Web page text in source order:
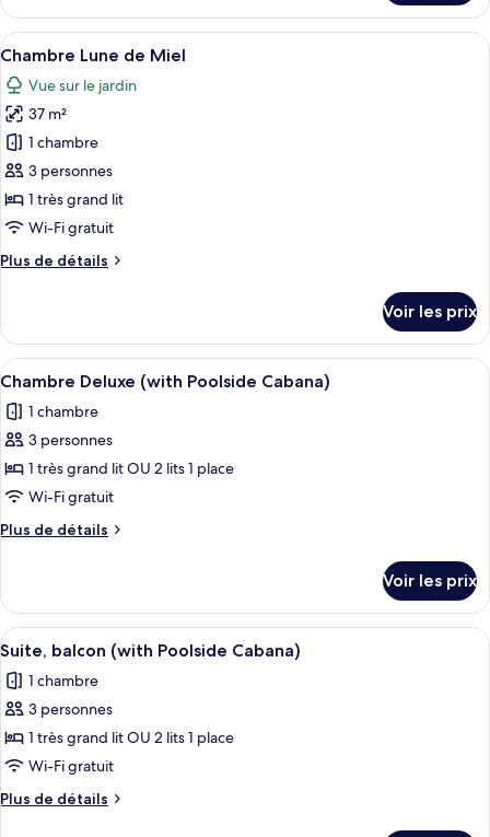
le
type
de
Chambre
Supérieure
Afficher
toutes
les
photos
pour
ce
type
de
chambre :
Chambre
Miel
Une chambre d’hôtel moderne,
5
Chambre Lune de Miel
Vue sur le jardin
37 m²
1 chambre
3 personnes
1 très grand lit
Wi-Fi gratuit
Plus de détails
Plus
le
type
de
Chambre
Lune
Miel
Voir les prix
Afficher
toutes
les
photos
pour
ce
type
de
Chambre
Deluxe
(with
Poolside
Cabana)
Une série de bancs en bois, dotés
9
Chambre Deluxe (with Poolside Cabana)
1 chambre
3 personnes
1 très grand lit OU 2 lits 1 place
Wi-Fi gratuit
Plus de détails
Plus
le
type
de
Chambre
Deluxe
Poolside
Cabana)
Voir les prix
Afficher
toutes
les
photos
pour
ce
type
de
Une série de bancs en bois, dotés
9
Suite, balcon (with Poolside Cabana)
1 chambre
3 personnes
1 très grand lit OU 2 lits 1 place
Wi-Fi gratuit
Plus de détails
Plus